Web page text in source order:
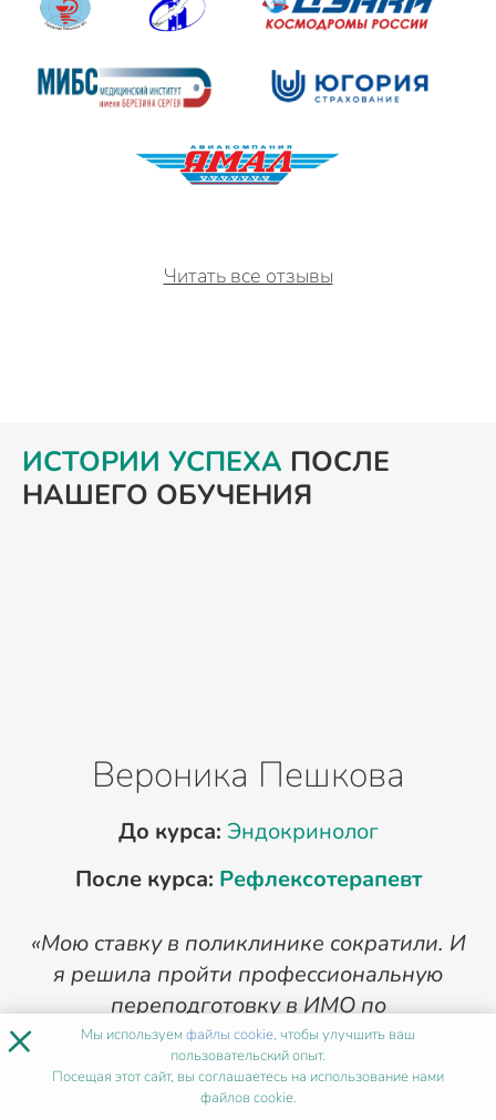
Читать все отзывы
ИСТОРИИ УСПЕХА ПОСЛЕ
НАШЕГО ОБУЧЕНИЯ
Вероника Пешкова
До курса: Эндокринолог
После курса: Рефлексотерапевт
«Мою ставку в поликлинике сократили. И
я решила пройти профессиональную
переподготовку в ИМО по
рефлексотерапии. В итоге устроилась в
частный медицинский центр. Зарплата и
график теперь куда больше радуют. Всем
× Мы используемфайлы cookie, чтобы улучшить ваш
пользовательский опыт.
Посещая этот сайт, вы соглашаетесь на использование нами
файлов cookie.